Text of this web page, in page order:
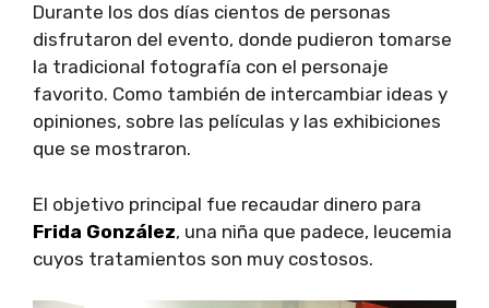
Durante los dos días cientos de personas
disfrutaron del evento, donde pudieron tomarse
la tradicional fotografía con el personaje
favorito. Como también de intercambiar ideas y
opiniones, sobre las películas y las exhibiciones
que se mostraron.
El objetivo principal fue recaudar dinero para
Frida González, una niña que padece, leucemia
cuyos tratamientos son muy costosos.